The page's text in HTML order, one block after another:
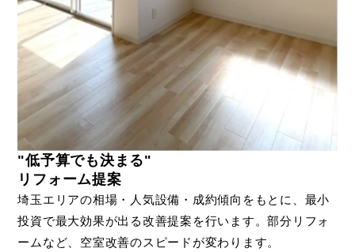
"低予算でも決まる"
リフォーム提案
埼玉エリアの相場・人気設備・成約傾向をもとに、最小
投資で最大効果が出る改善提案を行います。部分リフォ
ームなど、空室改善のスピードが変わります。